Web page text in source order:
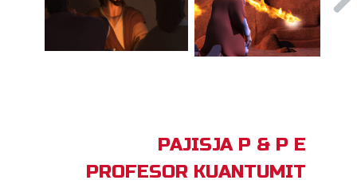
PAJISJA P & P E
PROFESOR KUANTUMIT